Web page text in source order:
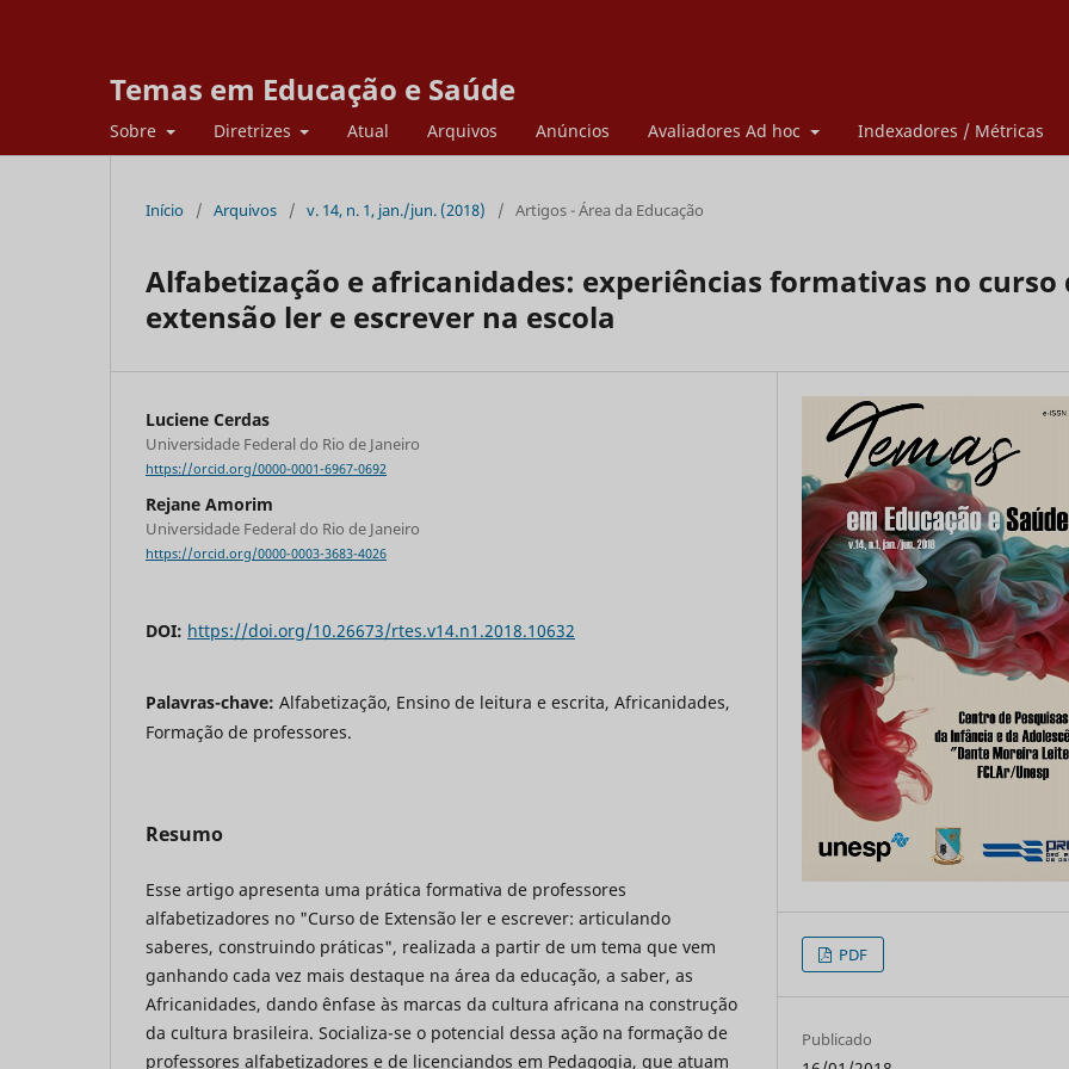
Temas em Educação e Saúde
Sobre Diretrizes Atual Arquivos Anúncios Avaliadores Ad hoc Indexadores / Métricas
Início / Arquivos / v. 14, n. 1, jan./jun. (2018) / Artigos - Área da Educação
Alfabetização e africanidades: experiências formativas no curso
extensão ler e escrever na escola
Luciene Cerdas
Universidade Federal do Rio de Janeiro
https://orcid.org/0000-0001-6967-0692
Rejane Amorim
Universidade Federal do Rio de Janeiro
https://orcid.org/0000-0003-3683-4026
DOI: https://doi.org/10.26673/rtes.v14.n1.2018.10632
Palavras-chave: Alfabetização, Ensino de leitura e escrita, Africanidades,
Formação de professores.
Resumo
Esse artigo apresenta uma prática formativa de professores
alfabetizadores no "Curso de Extensão ler e escrever: articulando
saberes, construindo práticas", realizada a partir de um tema que vem
ganhando cada vez mais destaque na área da educação, a saber, as
Africanidades, dando ênfase às marcas da cultura africana na construção
da cultura brasileira. Socializa-se o potencial dessa ação na formação de
professores alfabetizadores e de licenciandos em Pedagogia, que atuam
PDF
Publicado